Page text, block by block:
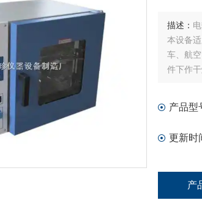
描述：
本设备
车、航
件下作
产品型
更新时
产